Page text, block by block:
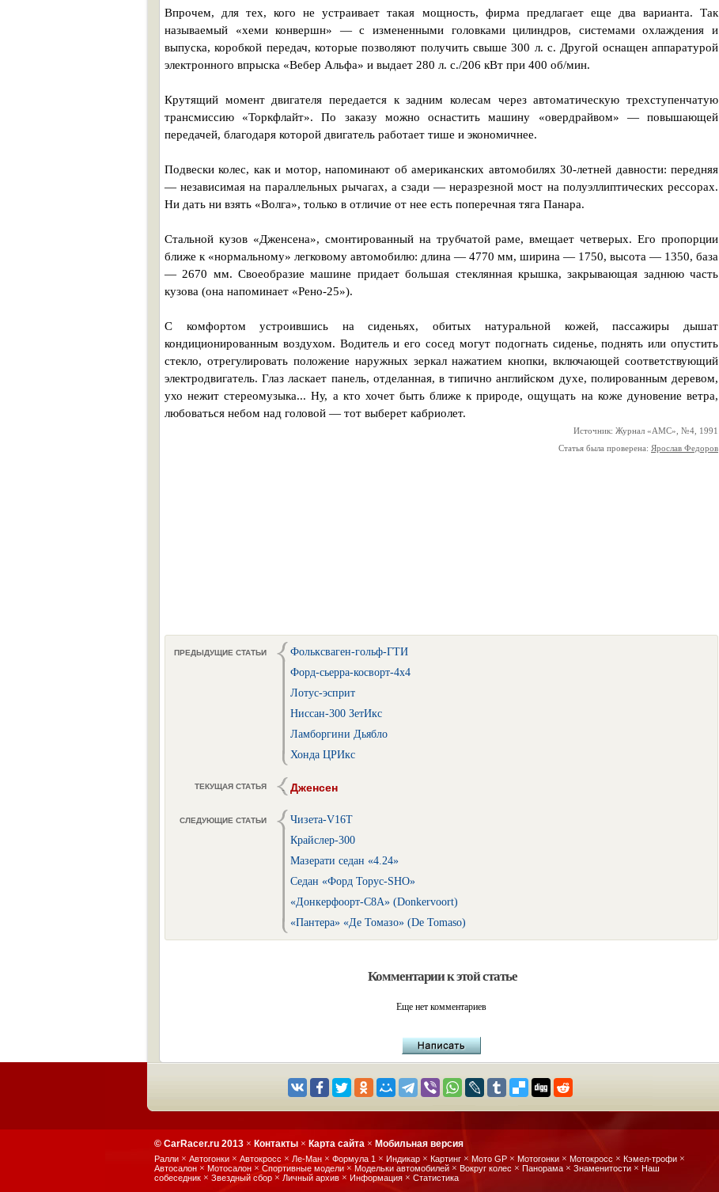
Впрочем, для тех, кого не устраивает такая мощность, фирма предлагает еще два варианта. Так
называемый «хеми конвершн» — с измененными головками цилиндров, системами охлаждения и
выпуска, коробкой передач, которые позволяют получить свыше 300 л. с. Другой оснащен аппаратурой
электронного впрыска «Вебер Альфа» и выдает 280 л. с./206 кВт при 400 об/мин.
Крутящий момент двигателя передается к задним колесам через автоматическую трехступенчатую
трансмиссию «Торкфлайт». По заказу можно оснастить машину «овердрайвом» — повышающей
передачей, благодаря которой двигатель работает тише и экономичнее.
Подвески колес, как и мотор, напоминают об американских автомобилях 30-летней давности: передняя
— независимая на параллельных рычагах, а сзади — неразрезной мост на полуэллиптических рессорах.
Ни дать ни взять «Волга», только в отличие от нее есть поперечная тяга Панара.
Стальной кузов «Дженсена», смонтированный на трубчатой раме, вмещает четверых. Его пропорции
ближе к «нормальному» легковому автомобилю: длина — 4770 мм, ширина — 1750, высота — 1350, база
— 2670 мм. Своеобразие машине придает большая стеклянная крышка, закрывающая заднюю часть
кузова (она напоминает «Рено-25»).
С комфортом устроившись на сиденьях, обитых натуральной кожей, пассажиры дышат
кондиционированным воздухом. Водитель и его сосед могут подогнать сиденье, поднять или опустить
стекло, отрегулировать положение наружных зеркал нажатием кнопки, включающей соответствующий
электродвигатель. Глаз ласкает панель, отделанная, в типично английском духе, полированным деревом,
ухо нежит стереомузыка... Ну, а кто хочет быть ближе к природе, ощущать на коже дуновение ветра,
любоваться небом над головой — тот выберет кабриолет.
Источник: Журнал «АМС», №4, 1991
Статья была проверена: Ярослав Федоров
ПРЕДЫДУЩИЕ СТАТЬИ
Фольксваген-гольф-ГТИ
Форд-сьерра-косворт-4х4
Лотус-эсприт
Ниссан-300 ЗетИкс
Ламборгини Дьябло
Хонда ЦРИкс
ТЕКУЩАЯ СТАТЬЯ Дженсен
СЛЕДУЮЩИЕ СТАТЬИ
Чизета-V16Т
Крайслер-300
Мазерати седан «4.24»
Седан «Форд Торус-SHO»
«Донкерфоорт-С8А» (Donkervoort)
«Пантера» «Де Томазо» (De Tomaso)
Комментарии к этой статье
Еще нет комментариев
© CarRacer.ru 2013 × Контакты × Карта сайта × Мобильная версия
Ралли × Автогонки × Автокросс × Ле-Ман × Формула 1 × Индикар × Картинг × Мото GP × Мотогонки × Мотокросс × Кэмел-трофи ×
Автосалон × Мотосалон × Спортивные модели × Модельки автомобилей × Вокруг колес × Панорама × Знаменитости × Наш
собеседник × Звездный сбор × Личный архив × Информация × Статистика